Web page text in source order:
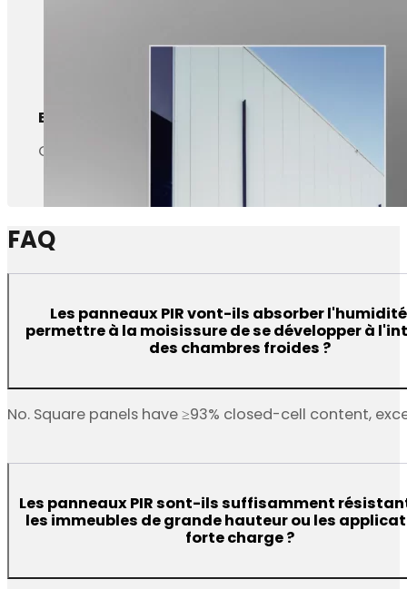
Entrepôts frigorifiques de grande hauteur
Conçu pour les entrepôts frigorifiques de
FAQ
Les panneaux PIR vont-ils absorber
permettre à la moisissure de se développer à
des chambres froides ?
No. Square panels have ≥93% closed-cell content,
Les panneaux PIR sont-ils suffisamment
les immeubles de grande hauteur ou les
forte charge ?